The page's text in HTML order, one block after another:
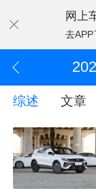
网上
去APP
综述 文章